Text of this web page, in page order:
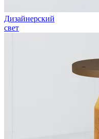
Дизайнерский
свет